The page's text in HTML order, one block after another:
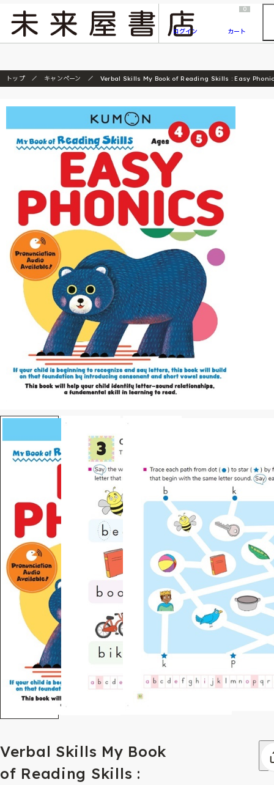
『ONE PIECE magazine 021 ONE PIECEカード付き同梱版』発売延期のご案内
ログイン
0
カート
トップ キャンペーン Verbal Skills My Book of Reading Skills : Easy
Verbal Skills My Book
of Reading Skills :